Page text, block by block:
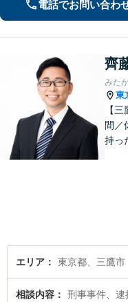
電話でお問い合わ
齊
みた
東
【
間／
持っ
ス利
エリア 東京都、三鷹市
相談内容 刑事事件、